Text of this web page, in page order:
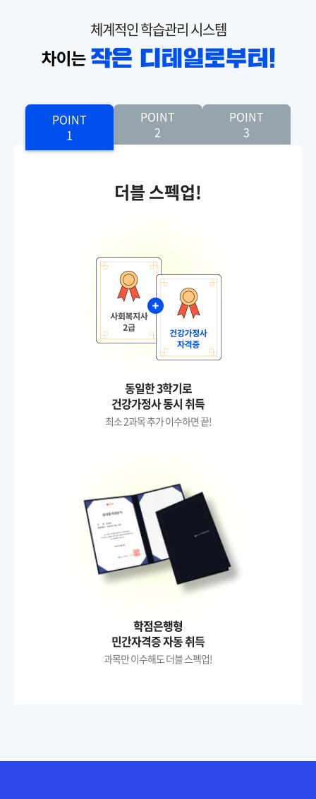
체계적인 학습관리 시스템
POINT
1
POINT
2
POINT
3
더블 스펙업!
동일한 3학기로
건강가정사 동시 취득
최소 2과목 추가 이수하면 끝!
학점은행형
민간자격증 자동 취득
과목만 이수해도 더블 스펙업!